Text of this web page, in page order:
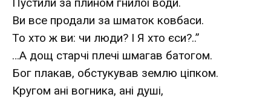
Ви все продали за шматок ковбаси.
То хто ж ви: чи люди? І Я хто єси?..”
…А дощ старчі плечі шмагав батогом.
Бог плакав, обстукував землю ціпком.
Кругом ані вогника, ані душі,